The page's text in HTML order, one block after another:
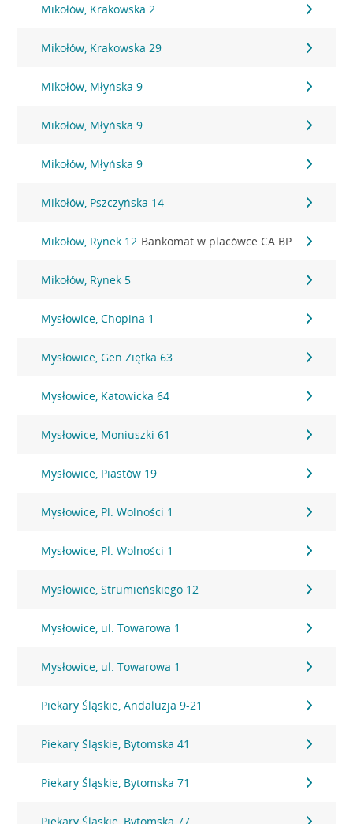
Mikołów, Krakowska 2
Mikołów, Krakowska 29
Mikołów, Młyńska 9
Mikołów, Młyńska 9
Mikołów, Młyńska 9
Mikołów, Pszczyńska 14
Mikołów, Rynek 12 Bankomat w placówce CA BP
Mikołów, Rynek 5
Mysłowice, Chopina 1
Mysłowice, Gen.Ziętka 63
Mysłowice, Katowicka 64
Mysłowice, Moniuszki 61
Mysłowice, Piastów 19
Mysłowice, Pl. Wolności 1
Mysłowice, Pl. Wolności 1
Mysłowice, Strumieńskiego 12
Mysłowice, ul. Towarowa 1
Mysłowice, ul. Towarowa 1
Piekary Śląskie, Andaluzja 9-21
Piekary Śląskie, Bytomska 41
Piekary Śląskie, Bytomska 71